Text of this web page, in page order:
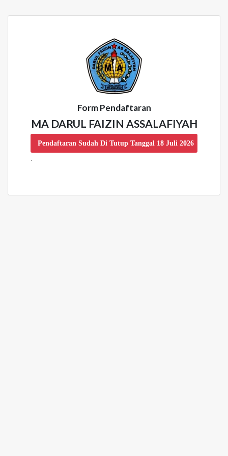
Form Pendaftaran
MA DARUL FAIZIN ASSALAFIYAH
Pendaftaran Sudah Di Tutup Tanggal 18 Juli 2026
.